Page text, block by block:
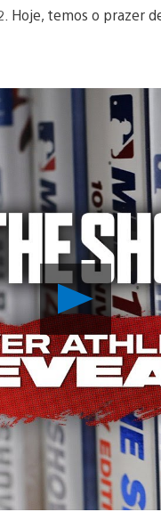
Hoje, temos o prazer
Vídeo